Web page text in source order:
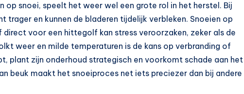
op snoei, speelt het weer wel een grote rol in het herstel. Bij
trager en kunnen de bladeren tijdelijk verbleken. Snoeien op
voor een hittegolf kan stress veroorzaken, zeker als de
weer en milde temperaturen is de kans op verbranding of
plant zijn onderhoud strategisch en voorkomt schade aan het
beuk maakt het snoeiproces net iets preciezer dan bij andere